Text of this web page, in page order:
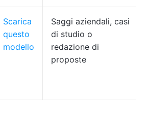
Scarica
questo
modello
Saggi aziendali, casi
di studio o
redazione di
proposte